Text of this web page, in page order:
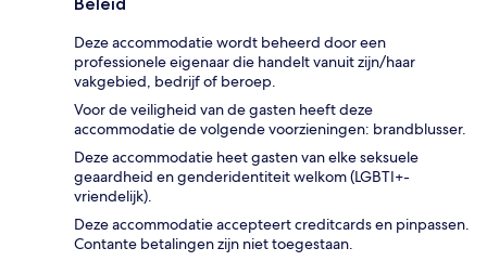
Deze accommodatie wordt beheerd door een
professionele eigenaar die handelt vanuit zijn/haar
vakgebied, bedrijf of beroep.
Voor de veiligheid van de gasten heeft deze
accommodatie de volgende voorzieningen: brandblusser.
Deze accommodatie heet gasten van elke seksuele
geaardheid en genderidentiteit welkom (LGBTI+-
vriendelijk).
Deze accommodatie accepteert creditcards en pinpassen.
Contante betalingen zijn niet toegestaan.